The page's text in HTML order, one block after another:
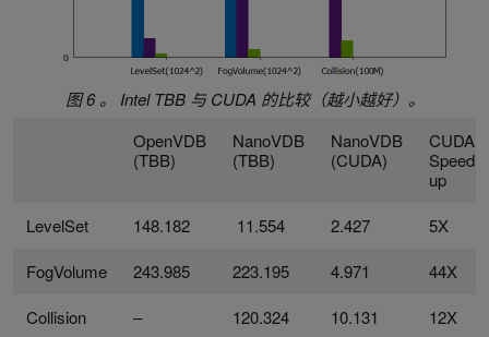
图 6 。 Intel TBB 与 CUDA 的比较（越小越好）。
OpenVDB
(TBB)
NanoVDB
(TBB)
NanoVDB
(CUDA)
CUDA
Speed-
up
LevelSet
148.182 11.554 2.427
5X
FogVolume
243.985 223.195 4.971
44X
Collision
– 120.324 10.131
12X